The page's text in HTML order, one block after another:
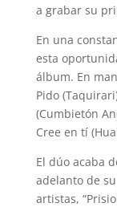
a grabar su
En una
esta
álbum. En
Pido
(Cumbietón
Cree en tí
El dúo acaba
adelanto de
artistas,